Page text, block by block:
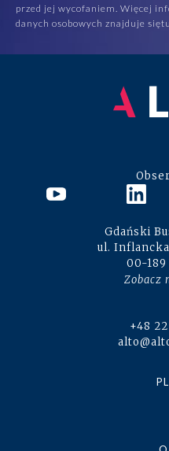
przed jej wycofaniem. Więcej
danych osobowych znajduje się
Gdański
ul.
00-189
Zobacz
+48
PL